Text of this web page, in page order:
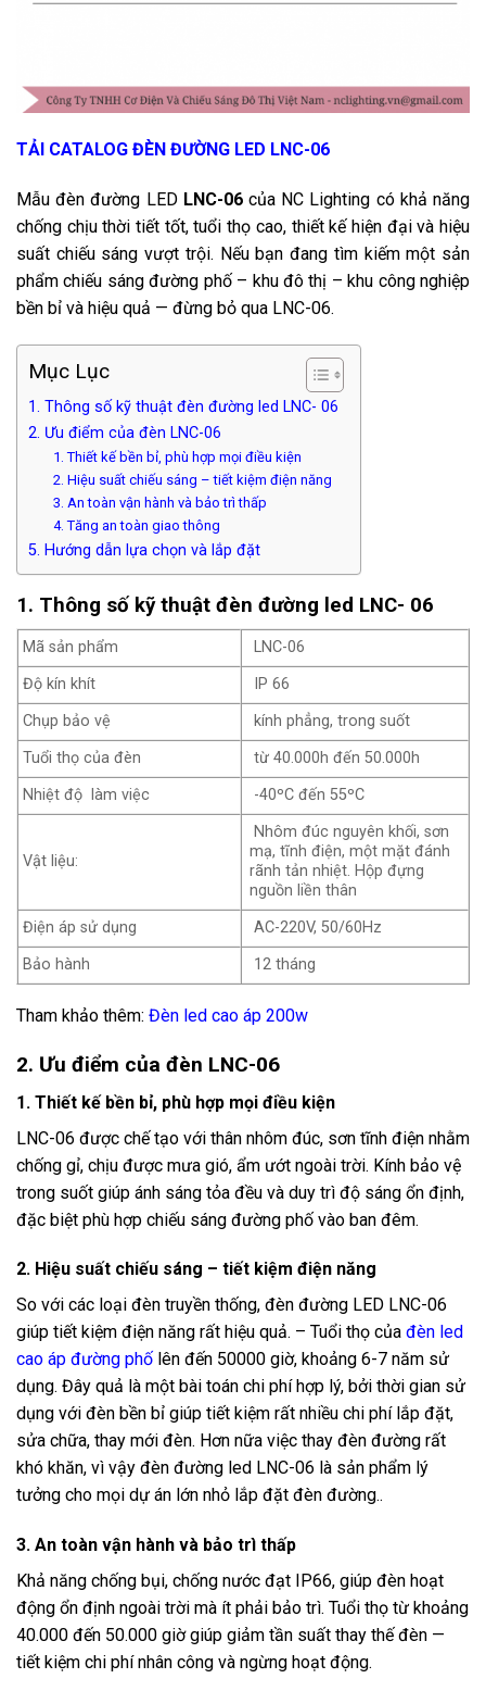
TẢI CATALOG ĐÈN ĐƯỜNG LED LNC-06
Mẫu đèn đường LED LNC-06của NC Lighting có khả năng
chống chịu thời tiết tốt, tuổi thọ cao, thiết kế hiện đại và hiệu
suất chiếu sáng vượt trội. Nếu bạn đang tìm kiếm một sản
phẩm chiếu sáng đường phố – khu đô thị – khu công nghiệp
bền bỉ và hiệu quả — đừng bỏ qua LNC-06.
Mục Lục
1. Thông số kỹ thuật đèn đường led LNC- 06
2. Ưu điểm của đèn LNC-06
1. Thiết kế bền bỉ, phù hợp mọi điều kiện
2. Hiệu suất chiếu sáng – tiết kiệm điện năng
3. An toàn vận hành và bảo trì thấp
4. Tăng an toàn giao thông
5. Hướng dẫn lựa chọn và lắp đặt
1. Thông số kỹ thuật đèn đường led LNC- 06
Mã sản phẩm
LNC-06
Độ kín khít
IP 66
Chụp bảo vệ
kính phẳng, trong suốt
Tuổi thọ của đèn
từ 40.000h đến 50.000h
Nhiệt độ làm việc
-40ºC đến 55ºC
Vật liệu:
Nhôm đúc nguyên khối, sơn
mạ, tĩnh điện, một mặt đánh
rãnh tản nhiệt. Hộp đựng
nguồn liền thân
Điện áp sử dụng
AC-220V, 50/60Hz
Bảo hành
12 tháng
Tham khảo thêm: Đèn led cao áp 200w
2. Ưu điểm của đèn LNC-06
1. Thiết kế bền bỉ, phù hợp mọi điều kiện
LNC-06 được chế tạo với thân nhôm đúc, sơn tĩnh điện nhằm
chống gỉ, chịu được mưa gió, ẩm ướt ngoài trời. Kính bảo vệ
trong suốt giúp ánh sáng tỏa đều và duy trì độ sáng ổn định,
đặc biệt phù hợp chiếu sáng đường phố vào ban đêm.
2. Hiệu suất chiếu sáng – tiết kiệm điện năng
So với các loại đèn truyền thống, đèn đường LED LNC-06
giúp tiết kiệm điện năng rất hiệu quả. – Tuổi thọ của đèn led
cao áp đường phố lên đến 50000 giờ, khoảng 6-7 năm sử
dụng. Đây quả là một bài toán chi phí hợp lý, bởi thời gian sử
dụng với đèn bền bỉ giúp tiết kiệm rất nhiều chi phí lắp đặt,
sửa chữa, thay mới đèn. Hơn nữa việc thay đèn đường rất
khó khăn, vì vậy đèn đường led LNC-06 là sản phẩm lý
tưởng cho mọi dự án lớn nhỏ lắp đặt đèn đường..
3. An toàn vận hành và bảo trì thấp
Khả năng chống bụi, chống nước đạt IP66, giúp đèn hoạt
động ổn định ngoài trời mà ít phải bảo trì. Tuổi thọ từ khoảng
40.000 đến 50.000 giờ giúp giảm tần suất thay thế đèn —
tiết kiệm chi phí nhân công và ngừng hoạt động.